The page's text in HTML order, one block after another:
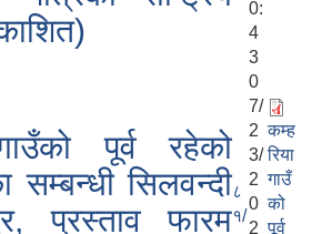
0:
4
3
पूर्व रहेको
सम्बन्धी सिलवन्दी
प्रस्ताव फारम
८
१/
0
7/
2
3/
2
0
2
कम्ह
रिया
गाउँ
को
पूर्व